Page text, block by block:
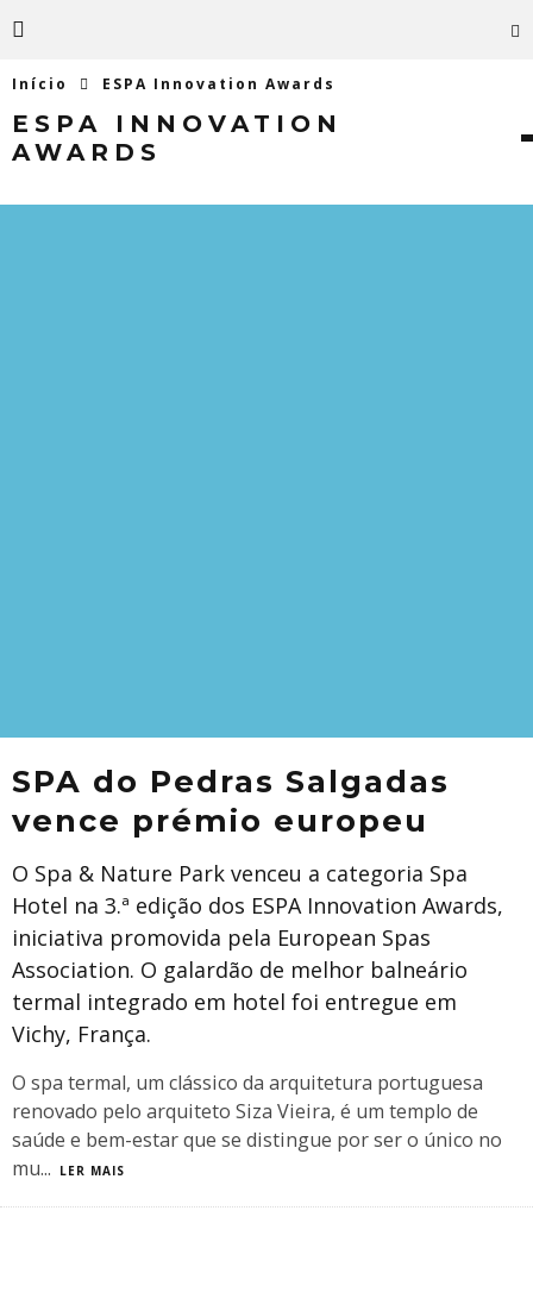
Início ESPA Innovation Awards
ESPA INNOVATION
AWARDS
SPA do Pedras Salgadas
vence prémio europeu
O Spa & Nature Park venceu a categoria Spa
Hotel na 3.ª edição dos ESPA Innovation Awards,
iniciativa promovida pela European Spas
Association. O galardão de melhor balneário
termal integrado em hotel foi entregue em
Vichy, França.
O spa termal, um clássico da arquitetura portuguesa
renovado pelo arquiteto Siza Vieira, é um templo de
saúde e bem-estar que se distingue por ser o único no
mu... LER MAIS